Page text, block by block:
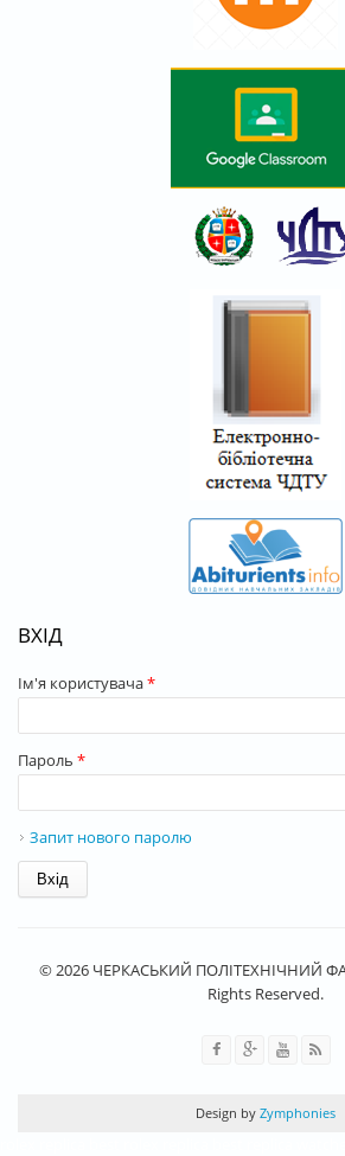
ВХІД
Ім'я користувача*
Пароль *
Запит нового паролю
© 2026 ЧЕРКАСЬКИЙ ПОЛІТЕХНІЧНИЙ
Rights Reserved.
Design by Zymphonies